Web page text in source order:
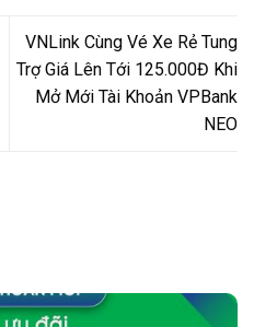
VNLink Cùng Vé Xe Rẻ Tung
Trợ Giá Lên Tới 125.000Đ Khi
Mở Mới Tài Khoản VPBank
NEO